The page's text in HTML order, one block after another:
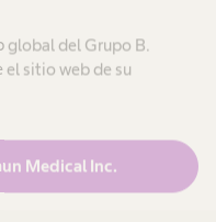
global del Grupo B.
el sitio web de su
Medical Inc.
atención al
expand_more